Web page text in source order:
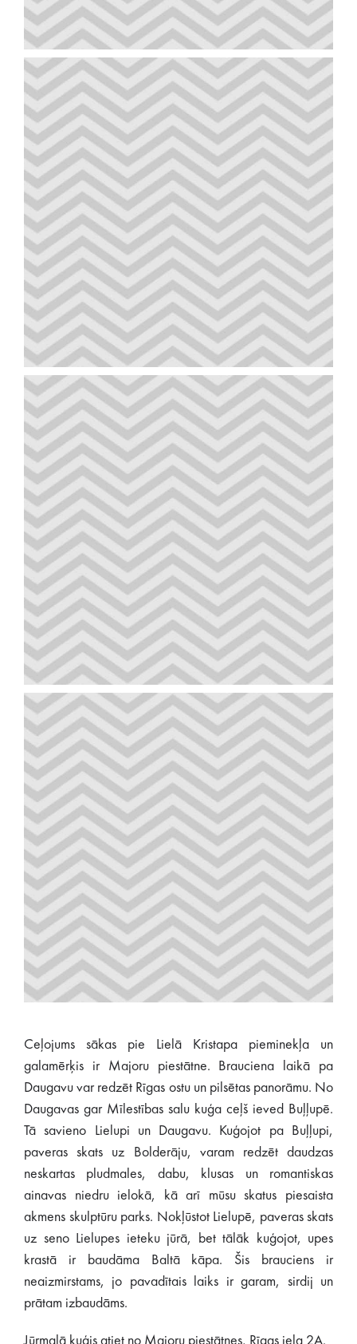
Ceļojums sākas pie Lielā Kristapa pieminekļa un
galamērķis ir Majoru piestātne. Brauciena laikā pa
Daugavu var redzēt Rīgas ostu un pilsētas panorāmu. No
Daugavas gar Mīlestības salu kuģa ceļš ieved Buļļupē.
Tā savieno Lielupi un Daugavu. Kuģojot pa Buļļupi,
paveras skats uz Bolderāju, varam redzēt daudzas
neskartas pludmales, dabu, klusas un romantiskas
ainavas niedru ielokā, kā arī mūsu skatus piesaista
akmens skulptūru parks. Nokļūstot Lielupē, paveras skats
uz seno Lielupes ieteku jūrā, bet tālāk kuģojot, upes
krastā ir baudāma Baltā kāpa. Šis brauciens ir
neaizmirstams, jo pavadītais laiks ir garam, sirdij un
prātam izbaudāms.
Jūrmalā kuģis atiet no Majoru piestātnes, Rīgas iela 2A.